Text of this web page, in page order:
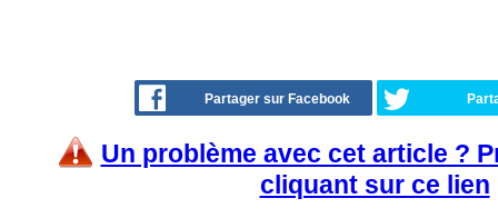
Partager sur Facebook
Un problème avec cet article ?
cliquant sur ce lien